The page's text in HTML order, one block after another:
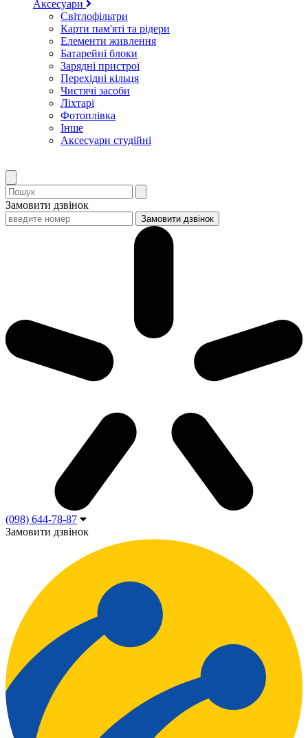
Аксесуари
Світлофільтри
Карти пам'яті та рідери
Елементи живлення
Батарейні блоки
Зарядні пристрої
Перехідні кільця
Чистячі засоби
Ліхтарі
Фотоплівка
Інше
Аксесуари студійні
Замовити дзвінок
(098) 644-78-87
Замовити дзвінок